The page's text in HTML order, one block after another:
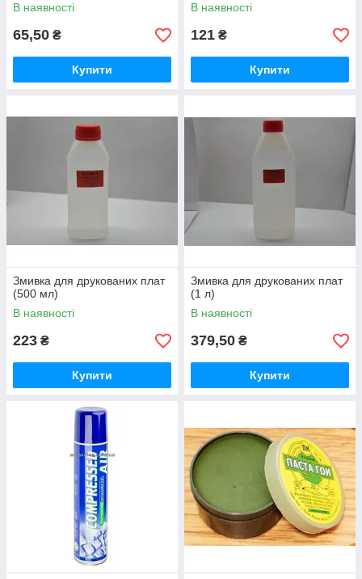
В наявності
65,50 ₴
Купити
В наявності
121 ₴
Купити
Змивка для друкованих плат
(500 мл)
В наявності
223 ₴
Купити
Змивка для друкованих плат
(1 л)
В наявності
379,50 ₴
Купити